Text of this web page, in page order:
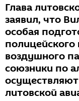
Глава
заявил, что
особая
воздушного
союзники по
осуществляют
литовской